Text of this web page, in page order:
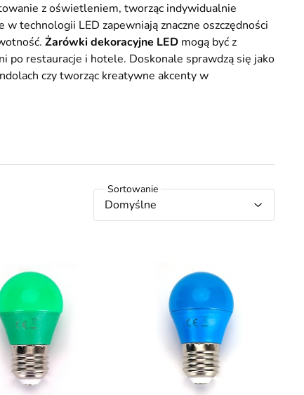
z oświetleniem, tworząc indywidualnie
technologii LED zapewniają znaczne oszczędności
Żarówki dekoracyjne LED mogą być z
po restauracje i hotele. Doskonale sprawdzą się jako
czy tworząc kreatywne akcenty w
Domyślne